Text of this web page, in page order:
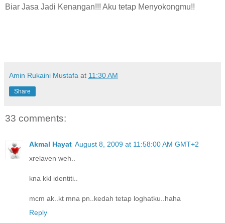
Biar Jasa Jadi Kenangan!!! Aku tetap Menyokongmu!!
Amin Rukaini Mustafa at 11:30 AM
Share
33 comments:
Akmal Hayat August 8, 2009 at 11:58:00 AM GMT+2
xrelaven weh..
kna kkl identiti..
mcm ak..kt mna pn..kedah tetap loghatku..haha
Reply